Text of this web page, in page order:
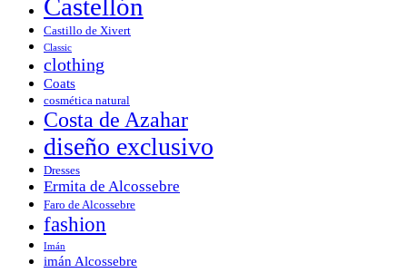
Castellón
Castillo de Xivert
Classic
clothing
Coats
cosmética natural
Costa de Azahar
diseño exclusivo
Dresses
Ermita de Alcossebre
Faro de Alcossebre
fashion
Imán
imán Alcossebre